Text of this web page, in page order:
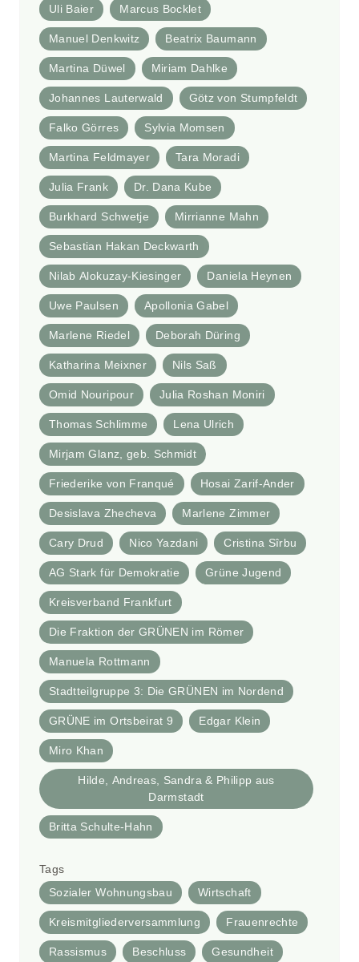
Uli Baier Marcus Bocklet
Manuel Denkwitz Beatrix Baumann
Martina Düwel Miriam Dahlke
Johannes Lauterwald Götz von Stumpfeldt
Falko Görres Sylvia Momsen
Martina Feldmayer Tara Moradi
Julia Frank Dr. Dana Kube
Burkhard Schwetje Mirrianne Mahn
Sebastian Hakan Deckwarth
Nilab Alokuzay-Kiesinger Daniela Heynen
Uwe Paulsen Apollonia Gabel
Marlene Riedel Deborah Düring
Katharina Meixner Nils Saß
Omid Nouripour Julia Roshan Moniri
Thomas Schlimme Lena Ulrich
Mirjam Glanz, geb. Schmidt
Friederike von Franqué Hosai Zarif-Ander
Desislava Zhecheva Marlene Zimmer
Cary Drud Nico Yazdani Cristina Sîrbu
AG Stark für Demokratie Grüne Jugend
Kreisverband Frankfurt
Die Fraktion der GRÜNEN im Römer
Manuela Rottmann
Stadtteilgruppe 3: Die GRÜNEN im Nordend
GRÜNE im Ortsbeirat 9 Edgar Klein
Miro Khan
Hilde, Andreas, Sandra & Philipp aus
Darmstadt
Britta Schulte-Hahn
Tags
Sozialer Wohnungsbau
Wirtschaft
Kreismitgliederversammlung Frauenrechte
Rassismus Beschluss Gesundheit